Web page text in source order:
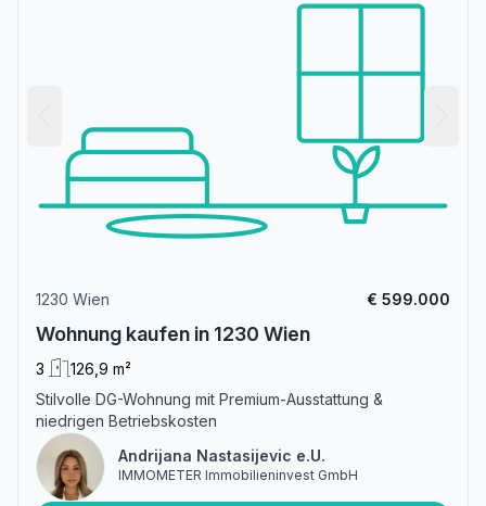
1230 Wien € 599.000
Wohnung kaufen in 1230 Wien
3
126,9 m²
Stilvolle DG-Wohnung mit Premium-Ausstattung &
niedrigen Betriebskosten
Andrijana Nastasijevic e.U.
IMMOMETER Immobilieninvest GmbH